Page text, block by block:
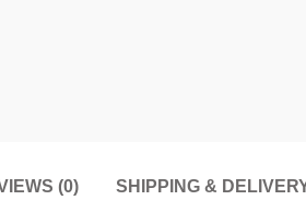
(0) SHIPPING &